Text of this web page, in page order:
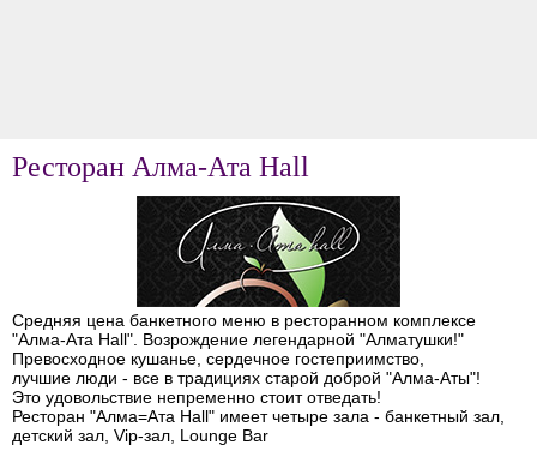
Ресторан Алма-Ата Hall
Средняя цена банкетного меню в ресторанном комплексе
"Алма-Ата Hall". Возрождение легендарной "Алматушки!"
Превосходное кушанье, сердечное гостеприимство,
лучшие люди - все в традициях старой доброй "Алма-Аты"!
Это удовольствие непременно стоит отведать!
Ресторан "Алма=Ата Hall" имеет четыре зала - банкетный зал,
детский зал, Vip-зал, Lounge Bar